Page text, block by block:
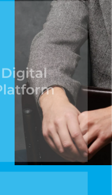
Digital
Platform